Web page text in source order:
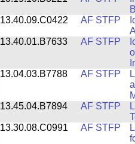
13.40.09.C0422
AF STFP
13.40.01.B7633
AF STFP
13.04.03.B7788
AF STFP
13.45.04.B7894
AF STFP
13.30.08.C0991
AF STFP